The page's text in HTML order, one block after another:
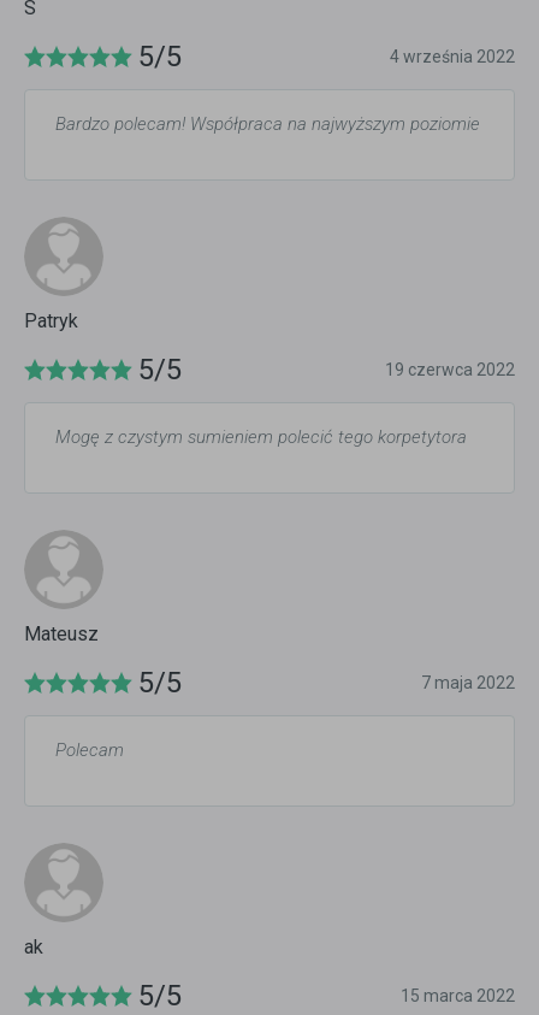
S
5/5 4 września 2022
Bardzo polecam! Współpraca na najwyższym poziomie
Patryk
5/5 19 czerwca 2022
Mogę z czystym sumieniem polecić tego korpetytora
Mateusz
5/5 7 maja 2022
Polecam
ak
5/5 15 marca 2022